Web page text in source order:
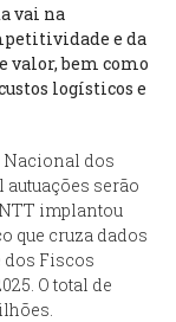
vai na
e da
valor, bem como
logísticos e
Nacional dos
autuações serão
implantou
que cruza dados
dos Fiscos
O total de